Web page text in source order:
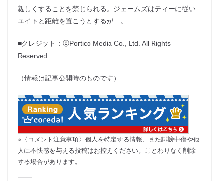
親しくすることを禁じられる。ジェームズはティーに従い
エイトと距離を置こうとするが…。
■クレジット：ⓒPortico Media Co., Ltd. All Rights
Reserved.
（情報は記事公開時のものです）
※〈コメント注意事項〉個人を特定する情報、また誹謗中傷や他
人に不快感を与える投稿はお控えください。ことわりなく削除
する場合があります。